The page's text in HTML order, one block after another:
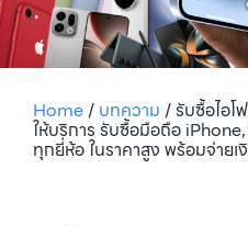
Home/ บทความ /รับซื้อไอโ
ให้บริการ รับซื้อมือถือ
ทุกยี่ห้อ ในราคาสูง พร้อมจ่าย